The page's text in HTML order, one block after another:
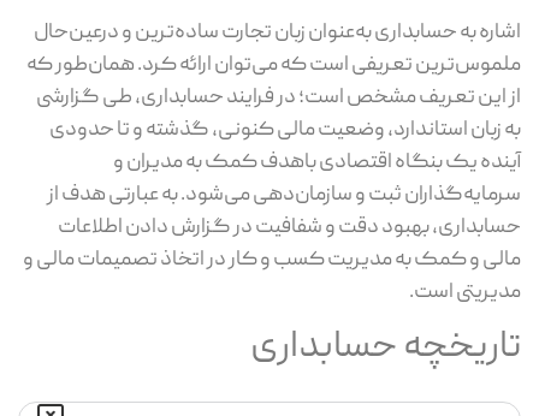
اشاره به حسابداری به‌عنوان زبان تجارت ساده‌ترین و درعین‌حال
ملموس‌ترین تعریفی است که می‌توان ارائه کرد. همان‌طور که
از این تعریف مشخص است؛ در فرایند حسابداری، طی گزارشی
به زبان استاندارد، وضعیت مالی کنونی، گذشته و تا حدودی
آینده یک بنگاه اقتصادی باهدف کمک به مدیران و
سرمایه‌گذاران ثبت و سازمان‌دهی می‌شود. به عبارتی هدف از
حسابداری، بهبود دقت و شفافیت در گزارش دادن اطلاعات
مالی و کمک به مدیریت کسب و کار در اتخاذ تصمیمات مالی و
مدیریتی است.
تاریخچه حسابداری